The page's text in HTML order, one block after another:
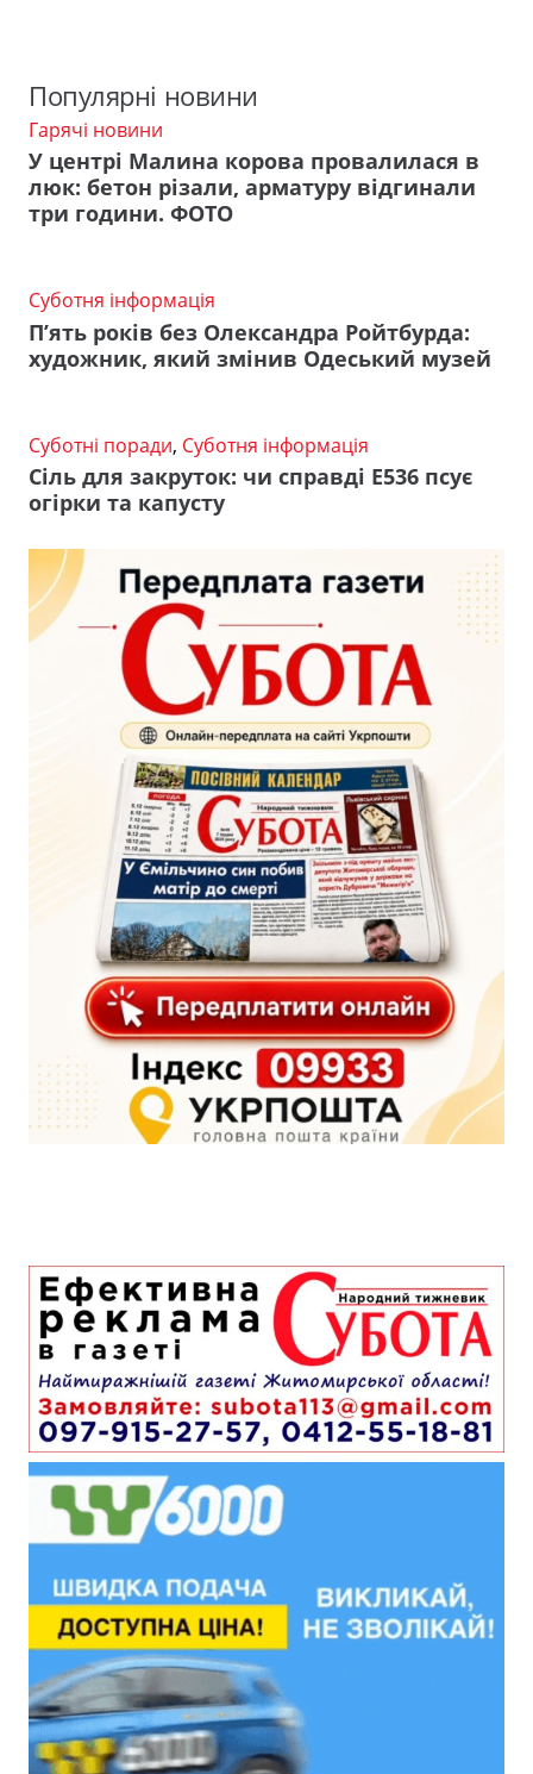
Популярні новини
Гарячі новини
У центрі Малина корова провалилася в
люк: бетон різали, арматуру відгинали
три години. ФОТО
Суботня інформація
П’ять років без Олександра Ройтбурда:
художник, який змінив Одеський музей
Суботні поради, Суботня інформація
Сіль для закруток: чи справді Е536 псує
огірки та капусту